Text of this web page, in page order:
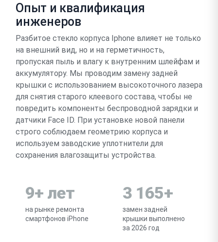
Опыт и квалификация
инженеров
Разбитое стекло корпуса Iphone влияет не только
на внешний вид, но и на герметичность,
пропуская пыль и влагу к внутренним шлейфам и
аккумулятору. Мы проводим замену задней
крышки с использованием высокоточного лазера
для снятия старого клеевого состава, чтобы не
повредить компоненты беспроводной зарядки и
датчики Face ID. При установке новой панели
строго соблюдаем геометрию корпуса и
используем заводские уплотнители для
сохранения влагозащиты устройства.
9+ лет
на рынке ремонта
смартфонов iPhone
3 165+
замен задней
крышки выполнено
за 2026 год